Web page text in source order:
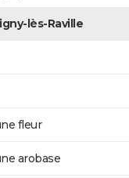
lès-Raville
fleur
arobase